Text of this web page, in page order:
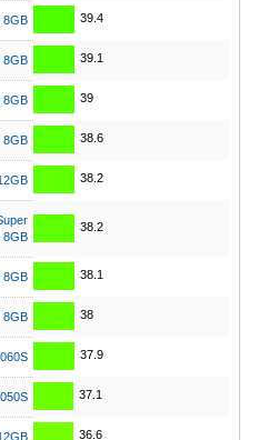
8GB 39.4
8GB 39.1
8GB 39
8GB 38.6
38.2
8GB
38.2
8GB 38.1
8GB 38
37.9
37.1
36.6